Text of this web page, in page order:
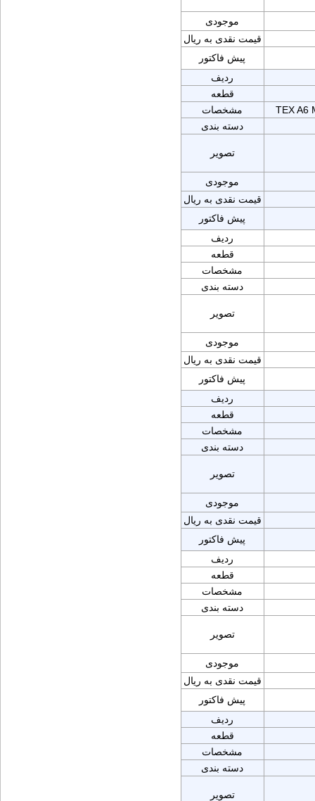
موجودی
قیمت نقدی به ریال
پیش فاکتور
ردیف
قطعه
مشخصات
TEX A6
دسته بندی
تصویر
موجودی
قیمت نقدی به ریال
پیش فاکتور
ردیف
قطعه
مشخصات
دسته بندی
تصویر
موجودی
قیمت نقدی به ریال
پیش فاکتور
ردیف
قطعه
مشخصات
دسته بندی
تصویر
موجودی
قیمت نقدی به ریال
پیش فاکتور
ردیف
قطعه
مشخصات
دسته بندی
تصویر
موجودی
قیمت نقدی به ریال
پیش فاکتور
ردیف
قطعه
مشخصات
دسته بندی
تصویر